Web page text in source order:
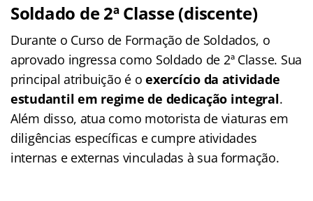
Soldado de 2ª Classe (discente)
Durante o Curso de Formação de Soldados, o
aprovado ingressa como Soldado de 2ª Classe. Sua
principal atribuição é oexercício da atividade
estudantil em regime de dedicação integral.
Além disso, atua como motorista de viaturas em
diligências específicas e cumpre atividades
internas e externas vinculadas à sua formação.